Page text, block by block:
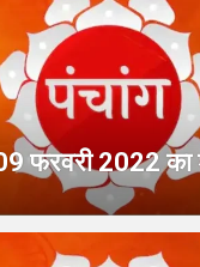
फरवरी 2022 का